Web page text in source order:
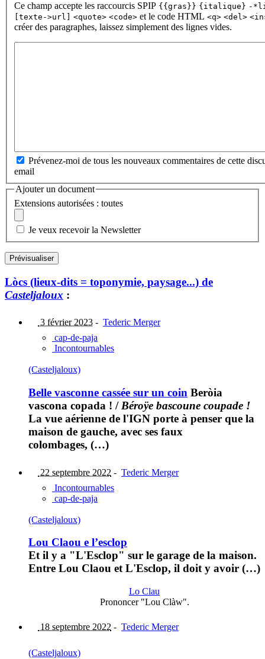
Ce champ accepte les raccourcis SPIP {{gras}} {italique} -
[texte->url]
<quote> <code> et le code HTML <q> <del>
créer des paragraphes, laissez simplement des lignes vides.
Prévenez-moi de tous les nouveaux commentaires de cette
email
Ajouter un document
Extensions autorisées : toutes
Je veux recevoir la Newsletter
Lòcs (lieux-dits = toponymie, paysage...) de
Casteljaloux :
3 février 2023 - Tederic Merger
cap-de-paja
Incontournables
(Casteljaloux)
Belle vasconne cassée sur un coin Beròia
vascona copada ! / Béroÿe bascoune coupade !
La vue aérienne de l'IGN porte à penser que la
maison de gauche, avec ses faux
colombages, (…)
22 septembre 2022 - Tederic Merger
Incontournables
cap-de-paja
(Casteljaloux)
Lou Claou e l’esclop
Et il y a "L'Esclop" sur le garage de la maison.
Entre Lou Claou et L'Esclop, il doit y avoir (…)
Lo Clau
Prononcer "Lou Clàw".
18 septembre 2022 - Tederic Merger
(Casteljaloux)